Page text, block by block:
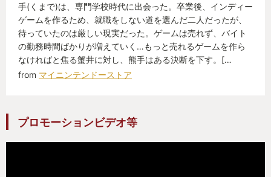
手(くまで)は、専門学校時代に出会った。卒業後、インディー
ゲームを作るため、就職をしない道を選んだ二人だったが、
待っていたのは厳しい現実だった。ゲームは売れず、バイト
の勤務時間ばかりが増えていく…もっと売れるゲームを作ら
なければと焦る蟹井に対し、熊手はある決断を下す。[…
from マイニンテンドーストア
プロモーションビデオ等